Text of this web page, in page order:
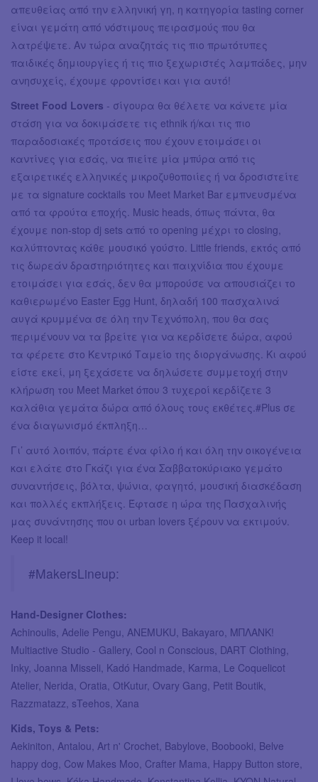
απευθείας από την ελληνική γη, η κατηγορία tasting corner
είναι γεμάτη από νόστιμους πειρασμούς που θα
λατρέψετε. Αν τώρα αναζητάς τις πιο πρωτότυπες
παιδικές δημιουργίες ή τις πιο ξεχωριστές λαμπάδες, μην
ανησυχείς, έχουμε φροντίσει και για αυτό!
Street Food Lovers - σίγουρα θα θέλετε να κάνετε μία
στάση για να δοκιμάσετε τις ethnik ή/και τις πιο
παραδοσιακές προτάσεις που έχουν ετοιμάσει οι
καντίνες για εσάς, να πιείτε μία μπύρα από τις
εξαιρετικές ελληνικές μικροζυθοποιίες ή να δροσιστείτε
με τα signature cocktails του Meet Market Bar εμπνευσμένα
από τα φρούτα εποχής. Music heads, όπως πάντα, θα
έχουμε non-stop dj sets από το opening μέχρι το closing,
καλύπτοντας κάθε μουσικό γούστο. Little friends, εκτός από
τις δωρεάν δραστηριότητες και παιχνίδια που έχουμε
ετοιμάσει για εσάς, δεν θα μπορούσε να απουσιάζει το
καθιερωμένο Easter Egg Hunt, δηλαδή 100 πασχαλινά
αυγά κρυμμένα σε όλη την Τεχνόπολη, που θα σας
περιμένουν να τα βρείτε για να κερδίσετε δώρα, αφού
τα φέρετε στο Κεντρικό Ταμείο της διοργάνωσης. Κι αφού
είστε εκεί, μη ξεχάσετε να δηλώσετε συμμετοχή στην
κλήρωση του Meet Market όπου 3 τυχεροί κερδίζετε 3
καλάθια γεμάτα δώρα από όλους τους εκθέτες.#Plus σε
ένα διαγωνισμό έκπληξη…
Γι’ αυτό λοιπόν, πάρτε ένα φίλο ή και όλη την οικογένεια
και ελάτε στο Γκάζι για ένα Σαββατοκύριακο γεμάτο
συναντήσεις, βόλτα, ψώνια, φαγητό, μουσική διασκέδαση
και πολλές εκπλήξεις. Έφτασε η ώρα της Πασχαλινής
μας συνάντησης που οι urban lovers ξέρουν να εκτιμούν.
Keep it local!
#MakersLineup:
Hand-Designer Clothes:
Achinoulis, Adelie Pengu, ANEMUKU, Bakayaro, ΜΠΛΑΝΚ!
Multiactive Studio - Gallery, Cool n Conscious, DART Clothing,
Inky, Joanna Misseli, Kadó Handmade, Karma, Le Coquelicot
Atelier, Nerida, Oratia, OtKutur, Ovary Gang, Petit Boutik,
Razzmatazz, sTeehos, Xana
Kids, Toys & Pets:
Aekiniton, Antalou, Art n' Crochet, Babylove, Boobooki, Belve
happy dog, Cow Makes Moo, Crafter Mama, Happy Button store,